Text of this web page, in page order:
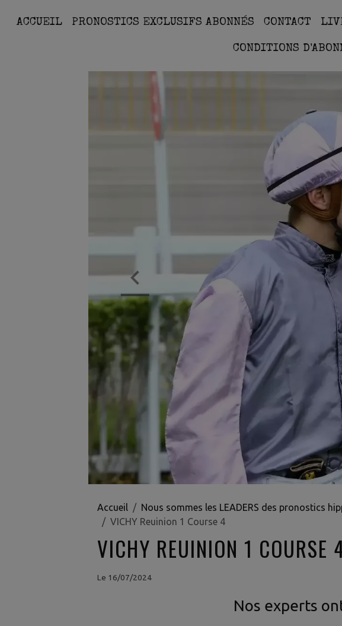
ACCUEIL PRONOSTICS EXCLUSIFS ABONNÉS CONTACT
CONDITIONS
Accueil
Nous sommes les LEADERS des pronostics
VICHY Reuinion 1 Course 4
VICHY REUINION 1 COURSE
Le 16/07/2024
Nos experts